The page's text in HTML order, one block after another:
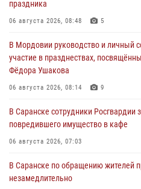
праздника
06 августа 2026, 08:48 5
В Мордовии руководство и личный
участие в празднествах,
Фёдора Ушакова
06 августа 2026, 08:14 9
В Саранске сотрудники
повредившего имущество в кафе
06 августа 2026, 07:03
В Саранске по обращению жителей
незамедлительно